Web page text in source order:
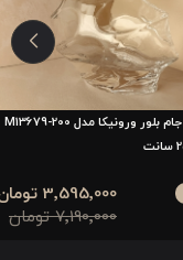
پارچ و جام بلور ورونیکا مدل 200-M13679
7٬190٬000 تومان
3٬595٬000 تومان